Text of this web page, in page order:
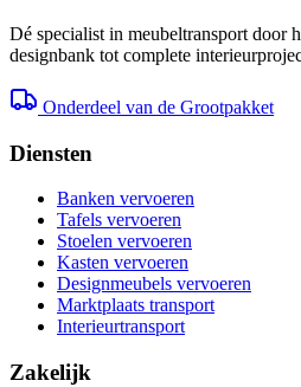
Dé specialist in meubeltransport door
designbank tot complete
Onderdeel van de Grootpakket
Diensten
Banken vervoeren
Tafels vervoeren
Stoelen vervoeren
Kasten vervoeren
Designmeubels vervoeren
Marktplaats transport
Interieurtransport
Zakelijk